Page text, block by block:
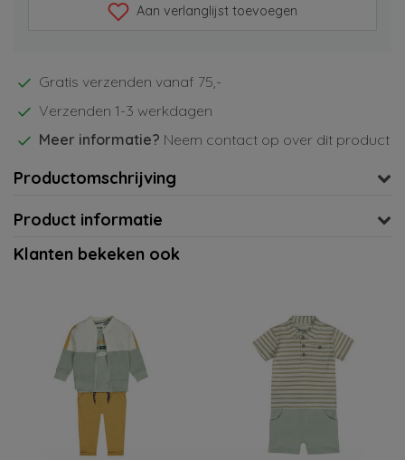
Aan verlanglijst toevoegen
Gratis verzenden vanaf 75,-
Verzenden 1-3 werkdagen
Meer informatie? Neem contact op over dit product
Productomschrijving
Product informatie
Klanten bekeken ook